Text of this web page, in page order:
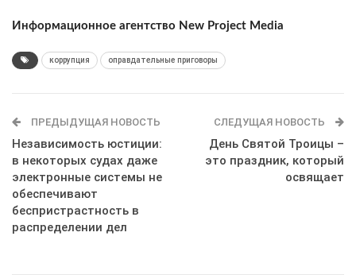
Информационное агентство New Project Media
коррупция оправдательные приговоры
ПРЕДЫДУЩАЯ НОВОСТЬ
Независимость юстиции:
в некоторых судах даже
электронные системы не
обеспечивают
беспристрастность в
распределении дел
СЛЕДУЩАЯ НОВОСТЬ
День Святой Троицы –
это праздник, который
освящает